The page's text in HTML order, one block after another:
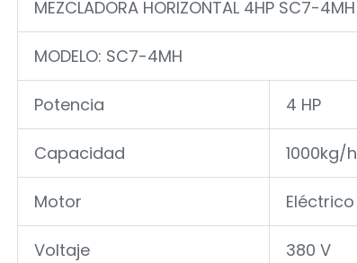
MEZCLADORA HORIZONTAL 4HP SC7-4MH
MODELO: SC7-4MH
Potencia 4 HP
Capacidad 1000kg/h
Motor Eléctrico
Voltaje 380 V